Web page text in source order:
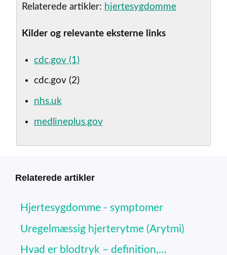
Relaterede artikler: hjertesygdomme
Kilder og relevante eksterne links
cdc.gov (1)
cdc.gov (2)
nhs.uk
medlineplus.gov
Relaterede artikler
Hjertesygdomme - symptomer
Uregelmæssig hjerterytme (Arytmi)
Hvad er blodtryk – definition,…